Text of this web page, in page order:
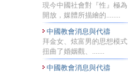
現今中國社會對『性』極為
開放，媒體所描繪的........
中國教會消息與代禱
拜金女、炫富男的思想模式
扭曲了婚姻觀、.......
中國教會消息與代禱